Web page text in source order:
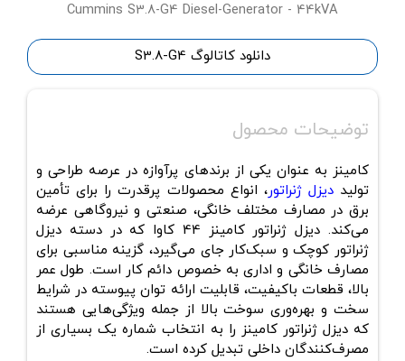
Cummins S3.8-G4 Diesel-Generator - 44kVA
دانلود کاتالوگ S3.8-G4
توضیحات محصول
کامینز به عنوان یکی از برندهای پرآوازه در عرصه طراحی و
تولیددیزل ژنراتور، انواع محصولات پرقدرت را برای تأمین
برق در مصارف مختلف خانگی، صنعتی و نیروگاهی عرضه
می‌کند. دیزل ژنراتور کامینز 44 کاوا که در دسته دیزل
ژنراتور کوچک و سبک‌کار جای می‌گیرد، گزینه مناسبی برای
مصارف خانگی و اداری به خصوص دائم کار است. طول عمر
بالا، قطعات باکیفیت، قابلیت ارائه توان پیوسته در شرایط
سخت و بهره‌وری سوخت بالا از جمله ویژگی‌هایی هستند
کهدیزل ژنراتور کامینز را به انتخاب شماره یک بسیاری از
مصرف‌کنندگان داخلی تبدیل کرده است.